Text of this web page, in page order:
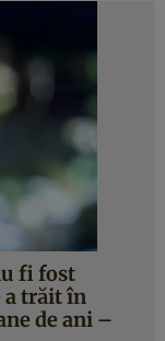
fi fost
a trăit în
de ani –